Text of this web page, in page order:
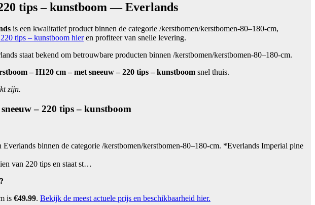
tips – kunstboom — Everlands
is een kwalitatief product binnen de categorie /kerstbomen/kerstbomen-80–180-cm,
tips – kunstboom hieren profiteer van snelle levering.
staat bekend om betrouwbare producten binnen /kerstbomen/kerstbomen-80–180-cm.
– H120 cm – met sneeuw – 220 tips – kunstboom snel thuis.
zijn.
– 220 tips – kunstboom
binnen de categorie /kerstbomen/kerstbomen-80–180-cm. *Everlands Imperial pine
van 220 tips en staat st…
is €49.99. Bekijk de meest actuele prijs en beschikbaarheid hier.